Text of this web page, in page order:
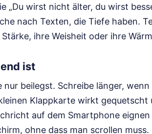
„Du wirst nicht älter, du wirst
nach Texten, die Tiefe haben.
ihre Weisheit oder ihre
ist
beilegst. Schreibe länger,
Klappkarte wirkt gequetscht
auf dem Smartphone eignen
ohne dass man scrollen